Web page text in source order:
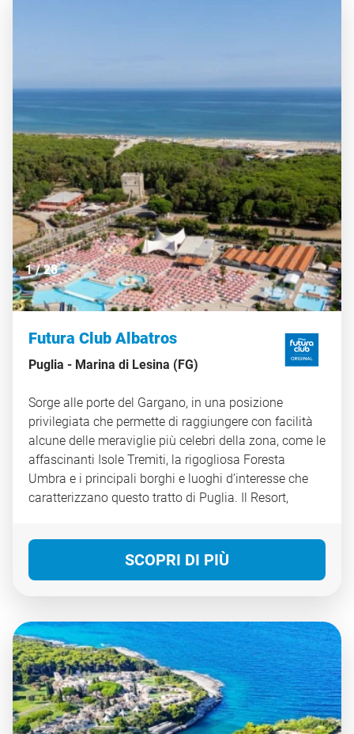
perla della Riviera del Corallo, città affascinante che
conserva bastioni sul mare, scorci suggestivi,
vive. Passeggiare tra le sue vie e respirare la sua
atmosfera mediterranea è un’esperienza che rimane
nel cuore. CIN IT090003A1000F2515
1/28
Futura Club Albatros
Puglia - Marina di Lesina (FG)
Sorge alle porte del Gargano, in una posizione
privilegiata che permette di raggiungere con facilità
alcune delle meraviglie più celebri della zona, come le
affascinanti Isole Tremiti, la rigogliosa Foresta
Umbra e i principali borghi e luoghi d’interesse che
caratterizzano questo tratto di Puglia. Il Resort,
mediterranea, si distingue per i suoi ampi spazi verdi
e per l’atmosfera rilassante che accompagna ogni
momento del soggiorno. Le sistemazioni sono
alla posizione strategica e alla cura degli spazi, il
Resort rappresenta una soluzione ideale per chi
desidera esplorare il territorio senza rinunciare a relax
e comodità.
CIN IT071027A100116753
SCOPRI DI PIÙ